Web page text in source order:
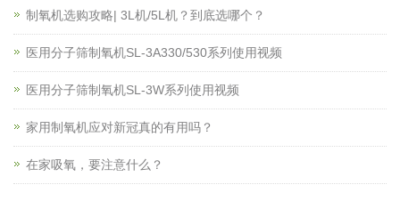
制氧机选购攻略| 3L机/5L机？到底选哪个？
医用分子筛制氧机SL-3A330/530系列使用视频
医用分子筛制氧机SL-3W系列使用视频
家用制氧机应对新冠真的有用吗？
在家吸氧，要注意什么？